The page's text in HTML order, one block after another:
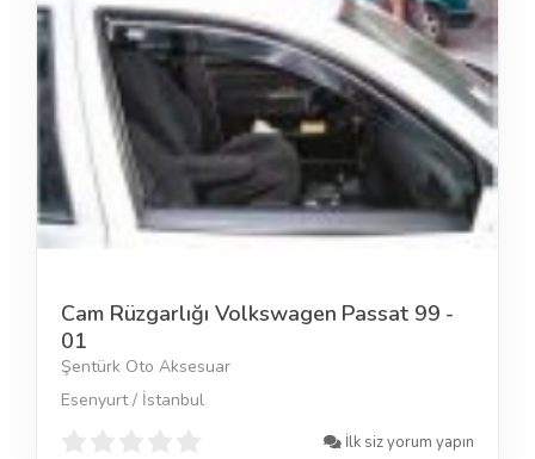
Cam Rüzgarlığı Volkswagen Passat 99 -
01
Şentürk Oto Aksesuar
Esenyurt / İstanbul
İlk siz yorum yapın